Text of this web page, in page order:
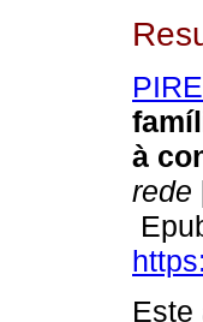
à
rede
Este